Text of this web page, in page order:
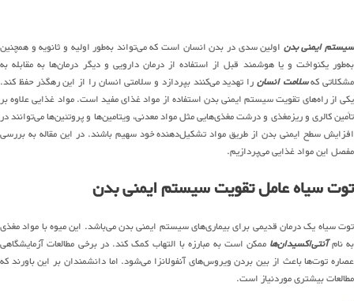
سیستم ایمنی بدن اولین سدی در بدن انسان است که می‌تواند به‌طور اولیه و ثانویه و همچنین
به‌طور یکنواخت و یا هوشمند قبل از استفاده از درمان دارویی و دیگر درمان‌ها به مقابله به
مشکلاتی کهسلامت انسانرا تهدید می‌کنند بپردازد و سلامتی انسان را از این رهگذر حفظ کند.
یکی از راه‌های تقویت سیستم ایمنی بدن استفاده از مواد غذای مفید است. مواد غذایی علاوه بر
تأمین کالری و ریزمغذی و درشت مغذی‌هایی مثل مواد معدنی، ویتامین‌ها و پروتئین‌ها می‌توانند در
افزایش سطح ایمنی بدن از طریق مواد تشکیل‌دهنده خود سهیم باشند. در این مقاله به بررسی
مفصل این مواد غذایی می‌پردازیم.
توت سیاه عامل تقویت سیستم ایمنی بدن
توت سیاه یک درمان قدیمی برای بیماری‌های سیستم ایمنی بدن می‌باشد. این میوه با مواد مغذی
به نامآنتی‌اکسیدان‌ها ممکن است به مبارزه با التهاب کمک کند. در برخی مطالعات آزمایشگاهی
عصاره توت‌ها باعث از بین بردن ویروس‌های آنفولانزا می‌شود. اما دانشمندان بر این باورند که
مطالعات بیشتری موردنیاز است.